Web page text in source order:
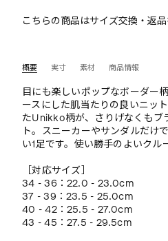
こちらの商品はサイズ交換・返
概要
目にも楽しいポップなボーダー
ースにした肌当たりの良いニッ
たUnikko柄が、さりげなくもブ
ト。スニーカーやサンダルだけ
い1足です。使い勝手のよいクル
［対応サイズ］
34 - 36：22.0 - 23.0cm
37 - 39：23.5 - 25.0cm
40 - 42：25.5 - 27.0cm
43 - 45：27.5 - 29.5cm
実寸 素材 商品情報